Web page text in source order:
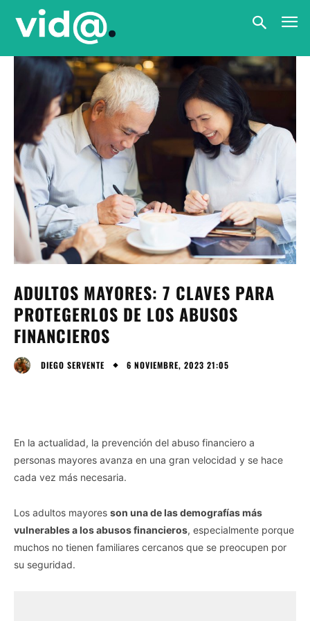
ADULTOS MAYORES: 7 CLAVES PARA
PROTEGERLOS DE LOS ABUSOS
FINANCIEROS
DIEGO SERVENTE 6 NOVIEMBRE, 2023 21:05
En la actualidad, la prevención del abuso financiero a
personas mayores avanza en una gran velocidad y se hace
cada vez más necesaria.
Los adultos mayores son una de las demografías más
vulnerables a los abusos financieros, especialmente porque
muchos no tienen familiares cercanos que se preocupen por
su seguridad.